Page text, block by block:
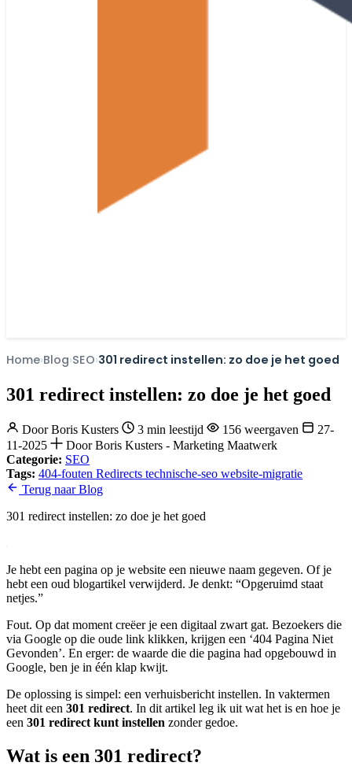
Home Blog SEO 301 redirect instellen: zo doe je het goed
301 redirect instellen: zo doe je het goed
DoorBoris Kusters 3 min leestijd 156 weergaven
27-
11-2025
Door Boris Kusters - Marketing Maatwerk
Categorie: SEO
Tags: 404-fouten Redirects technische-seo website-migratie
Terug naar Blog
301 redirect instellen: zo doe je het goed
Je hebt een pagina op je website een nieuwe naam gegeven. Of je
hebt een oud blogartikel verwijderd. Je denkt: “Opgeruimd staat
netjes.”
Fout. Op dat moment creëer je een digitaal zwart gat. Bezoekers die
via Google op die oude link klikken, krijgen een ‘404 Pagina Niet
Gevonden’. En erger: de waarde die die pagina had opgebouwd in
Google, ben je in één klap kwijt.
De oplossing is simpel: een verhuisbericht instellen. In vaktermen
heet dit een 301 redirect. In dit artikel leg ik uit wat het is en hoe je
een 301 redirect kunt instellen zonder gedoe.
Wat is een 301 redirect?